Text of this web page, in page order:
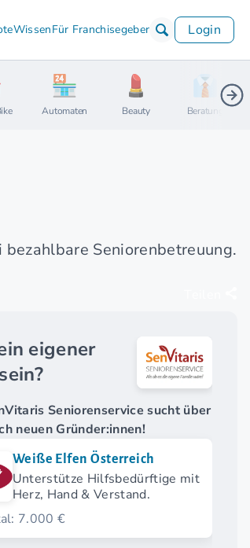
WissenFür Franchisegeber Login
Automaten Beauty Beratung
Seniorenbetreuung.
eigener
Seniorenservice sucht über
neuen Gründer:innen!
Weiße Elfen Österreich
Unterstütze Hilfsbedürftige mit
Herz, Hand & Verstand.
7.000 €